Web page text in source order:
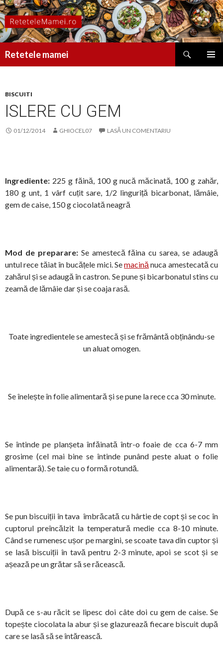
Retetele mamei
BISCUITI
ISLERE CU GEM
01/12/2014 GHIOCEL07 LASĂ UN COMENTARIU
Ingrediente: 225 g făină, 100 g nucă măcinată, 100 g zahăr,
180 g unt, 1 vârf cuțit sare, 1/2 linguriță bicarbonat, lămâie,
gem de caise, 150 g ciocolată neagră
Mod de preparare: Se amestecă făina cu sarea, se adaugă
untul rece tăiat în bucățele mici. Semacină nuca amestecată cu
zahărul și se adaugă în castron. Se pune și bicarbonatul stins cu
zeamă de lămâie dar și se coaja rasă.
Toate ingredientele se amestecă și se frământă obținându-se
un aluat omogen.
Se înelește în folie alimentară și se pune la rece cca 30 minute.
Se întinde pe planșeta înfăinată într-o foaie de cca 6-7 mm
grosime (cel mai bine se întinde punând peste aluat o folie
alimentară). Se taie cu o formă rotundă.
Se pun biscuiții în tava îmbrăcată cu hârtie de copt și se coc în
cuptorul preîncălzit la temperatură medie cca 8-10 minute.
Când se rumenesc ușor pe margini, se scoate tava din cuptor și
se lasă biscuiții în tavă pentru 2-3 minute, apoi se scot și se
așează pe un grătar să se răcească.
După ce s-au răcit se lipesc doi câte doi cu gem de caise. Se
topește ciocolata la abur și se glazurează fiecare biscuit după
care se lasă să se întărească.